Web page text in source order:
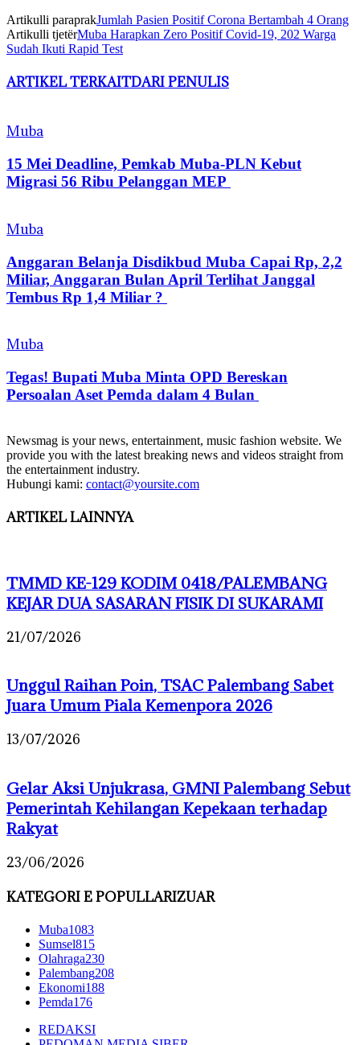
Artikulli paraprakJumlah Pasien Positif Corona Bertambah 4 Orang
Artikulli tjetërMuba Harapkan Zero Positif Covid-19, 202 Warga
Sudah Ikuti Rapid Test
ARTIKEL TERKAITDARI PENULIS
Muba
15 Mei Deadline, Pemkab Muba-PLN Kebut
Migrasi 56 Ribu Pelanggan MEP
Muba
Anggaran Belanja Disdikbud Muba Capai Rp, 2,2
Miliar, Anggaran Bulan April Terlihat Janggal
Tembus Rp 1,4 Miliar ?
Muba
Tegas! Bupati Muba Minta OPD Bereskan
Persoalan Aset Pemda dalam 4 Bulan
Newsmag is your news, entertainment, music fashion website. We
provide you with the latest breaking news and videos straight from
the entertainment industry.
Hubungi kami: contact@yoursite.com
ARTIKEL LAINNYA
TMMD KE-129 KODIM 0418/PALEMBANG
KEJAR DUA SASARAN FISIK DI SUKARAMI
21/07/2026
Unggul Raihan Poin, TSAC Palembang Sabet
Juara Umum Piala Kemenpora 2026
13/07/2026
Gelar Aksi Unjukrasa, GMNI Palembang Sebut
Pemerintah Kehilangan Kepekaan terhadap
Rakyat
23/06/2026
KATEGORI E POPULLARIZUAR
Muba1083
Sumsel815
Olahraga230
Palembang208
Ekonomi188
Pemda176
REDAKSI